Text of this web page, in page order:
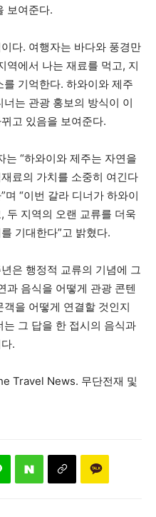
보여준다.
다. 여행자는 바다와 풍경만
역에서 나는 재료를 먹고, 지
기억한다. 하와이와 제주
는 관광 홍보의 방식이 이
고 있음을 보여준다.
“하와이와 제주는 자연을
료의 가치를 소중히 여긴다
“이번 갈라 디너가 하와이
두 지역의 오랜 교류를 더욱
기대한다”고 밝혔다.
은 행정적 교류의 기념에 그
과 음식을 어떻게 관광 콘텐
을 어떻게 연결할 것인지
그 답을 한 접시의 음식과
.
Travel News. 무단전재 및